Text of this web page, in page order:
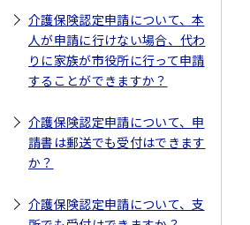
介護保険認定申請について、本
人が申請に行けない場合、代わ
りに家族が市役所に行って申請
することができますか？
介護保険認定申請について、申
請書は郵送でも受付はできます
か？
介護保険認定申請について、支